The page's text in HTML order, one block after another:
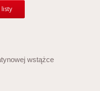
wstążce